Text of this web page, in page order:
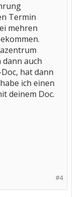
Termin
mehren
dann auch
hat dann
ich einen
deinem Doc.
#4